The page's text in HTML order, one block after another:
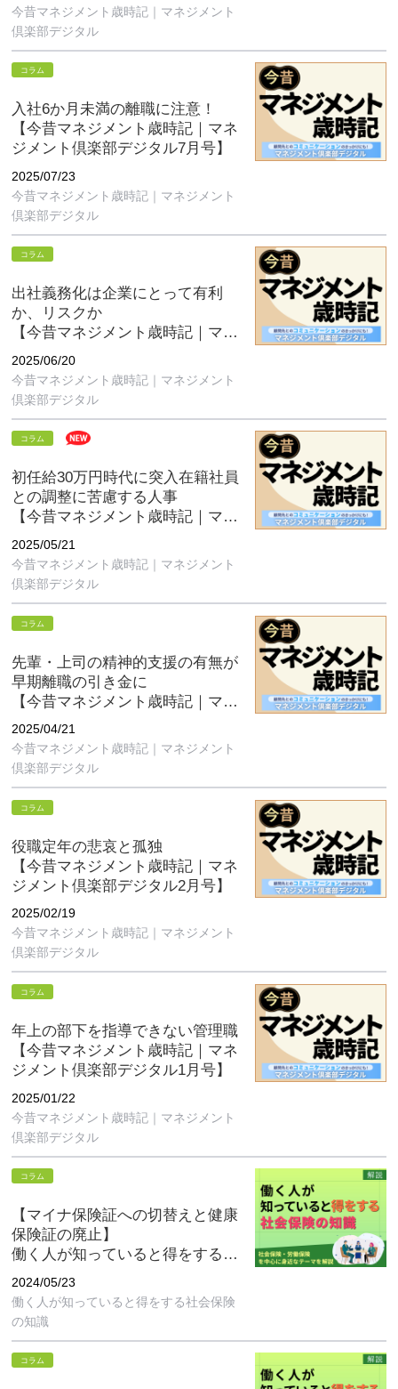
今昔マネジメント歳時記｜マネジメント
倶楽部デジタル
コラム
入社6か月未満の離職に注意！
【今昔マネジメント歳時記｜マネ
ジメント倶楽部デジタル7月号】
2025/07/23
今昔マネジメント歳時記｜マネジメント
倶楽部デジタル
コラム
出社義務化は企業にとって有利
か、リスクか
【今昔マネジメント歳時記｜マネ
ジメント倶楽部デジタル6月号】
2025/06/20
今昔マネジメント歳時記｜マネジメント
倶楽部デジタル
コラム
初任給30万円時代に突入在籍社員
との調整に苦慮する人事
【今昔マネジメント歳時記｜マネ
ジメント倶楽部デジタル5月号】
2025/05/21
今昔マネジメント歳時記｜マネジメント
倶楽部デジタル
コラム
先輩・上司の精神的支援の有無が
早期離職の引き金に
【今昔マネジメント歳時記｜マネ
ジメント倶楽部デジタル4月号】
2025/04/21
今昔マネジメント歳時記｜マネジメント
倶楽部デジタル
コラム
役職定年の悲哀と孤独
【今昔マネジメント歳時記｜マネ
ジメント倶楽部デジタル2月号】
2025/02/19
今昔マネジメント歳時記｜マネジメント
倶楽部デジタル
コラム
年上の部下を指導できない管理職
【今昔マネジメント歳時記｜マネ
ジメント倶楽部デジタル1月号】
2025/01/22
今昔マネジメント歳時記｜マネジメント
倶楽部デジタル
コラム
【マイナ保険証への切替えと健康
保険証の廃止】
働く人が知っていると得をする社
会保険の知識 第17回
2024/05/23
働く人が知っていると得をする社会保険
の知識
コラム